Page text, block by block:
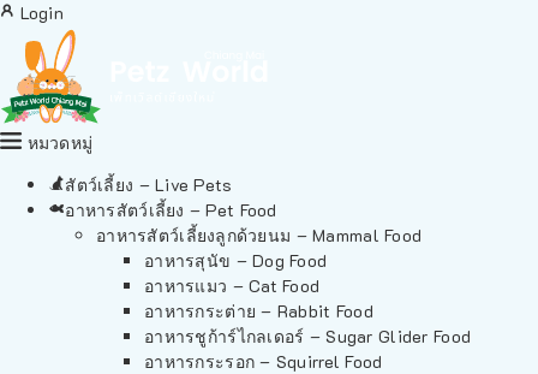
Login
หมวดหมู่
สัตว์เลี้ยง – Live Pets
อาหารสัตว์เลี้ยง – Pet Food
อาหารสัตว์เลี้ยงลูกด้วยนม – Mammal Food
อาหารสุนัข – Dog Food
อาหารแมว – Cat Food
อาหารกระต่าย – Rabbit Food
อาหารชูก้าร์ไกลเดอร์ – Sugar Glider Food
อาหารกระรอก – Squirrel Food